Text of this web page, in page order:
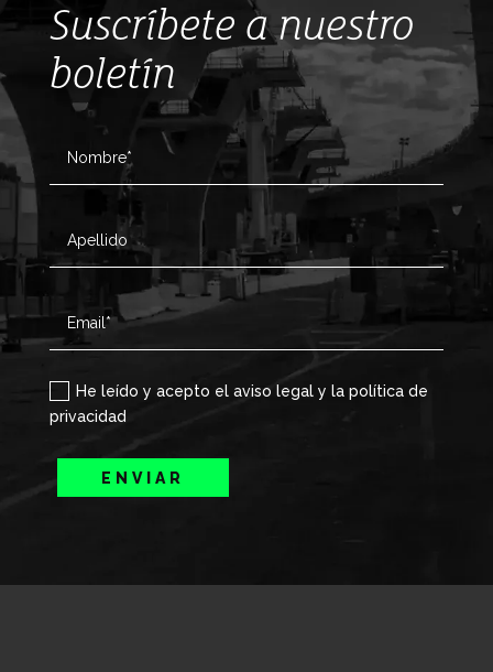
Suscríbete a nuestro
boletín
He leído y acepto el aviso legal y la política de
privacidad
ENVIAR